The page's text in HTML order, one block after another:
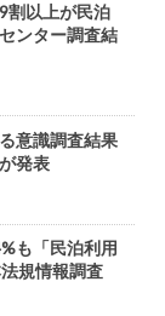
割以上が民泊
ンター調査結
意識調査結果
発表
も「民泊利用
規情報調査